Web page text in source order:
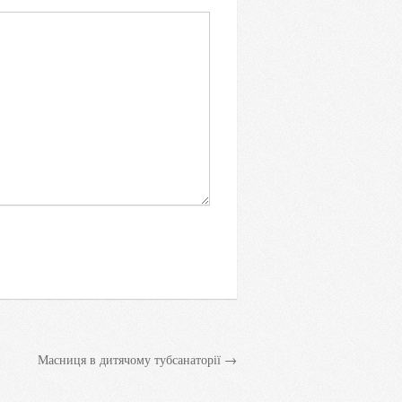
Масниця в дитячому тубсанаторії →